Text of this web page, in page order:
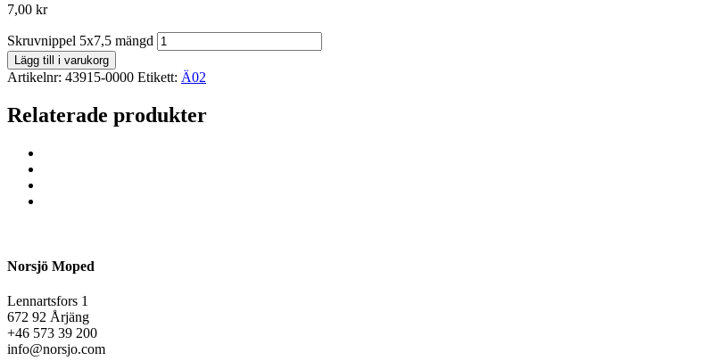
7,00 kr
Skruvnippel 5x7,5 mängd
Lägg till i varukorg
Artikelnr: 43915-0000 Etikett: Ä02
Relaterade produkter
Norsjö Moped
Lennartsfors 1
672 92 Årjäng
+46 573 39 200
info@norsjo.com